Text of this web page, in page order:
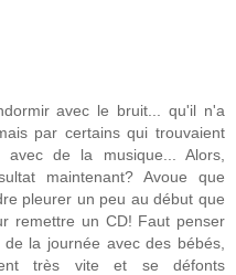
avec le bruit... qu'il n'a
par certains qui trouvaient
de la musique... Alors,
maintenant? Avoue que
pleurer un peu au début que
remettre un CD! Faut penser
la journée avec des bébés,
très vite et se défonts